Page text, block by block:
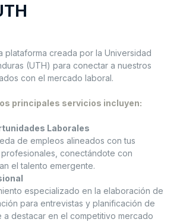
plataforma creada por la Universidad
(UTH) para conectar a nuestros
con el mercado laboral.
principales servicios incluyen:
Laborales
de empleos alineados con tus
conectándote con
el talento emergente.
especializado en la elaboración de
para entrevistas y planificación de
a destacar en el competitivo mercado